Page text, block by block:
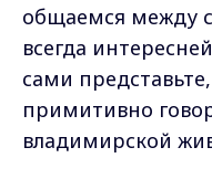
общаемся между
всегда
сами
примитивно
владимирской